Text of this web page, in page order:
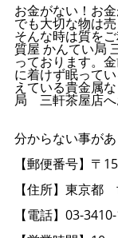
お金がない！お金
でも大切な物は
そんな時は質を
質屋 かんてい局
っております。
に着けず眠って
えている貴金属
局 三軒茶屋店へ
分からない事が
【郵便番号】〒
【住所】東京
【電話】03-